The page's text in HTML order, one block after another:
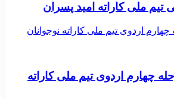
تیم ملی کاراته امید پسران
اردوی تیم ملی کاراته نوجوانان
چهارم اردوی تیم ملی کاراته